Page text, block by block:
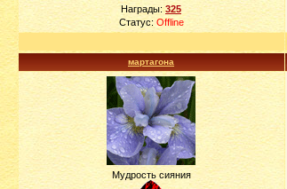
Награды:325
Статус: Offline
мартагона
Мудрость сияния